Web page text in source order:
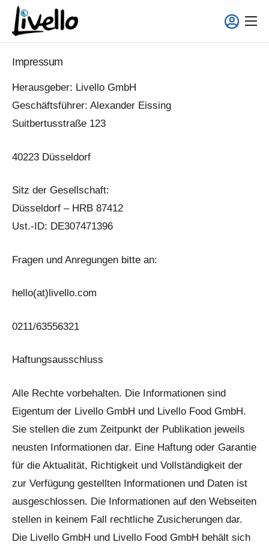
content
Voll-Service Lösungen
Einsatzgebiete
Über uns
Impressum
Herausgeber: Livello GmbH
Geschäftsführer: Alexander Eissing
Suitbertusstraße 123
40223 Düsseldorf
Sitz der Gesellschaft:
Düsseldorf – HRB 87412
Ust.-ID: DE307471396
Fragen und Anregungen bitte an:
hello(at)livello.com
0211/63556321
​Haftungsausschluss
Alle Rechte vorbehalten. Die Informationen sind
Eigentum der Livello GmbH und Livello Food GmbH.
Sie stellen die zum Zeitpunkt der Publikation jeweils
neusten Informationen dar. Eine Haftung oder Garantie
für die Aktualität, Richtigkeit und Vollständigkeit der
zur Verfügung gestellten Informationen und Daten ist
ausgeschlossen. Die Informationen auf den Webseiten
stellen in keinem Fall rechtliche Zusicherungen dar.
Die Livello GmbH und Livello Food GmbH behält sich